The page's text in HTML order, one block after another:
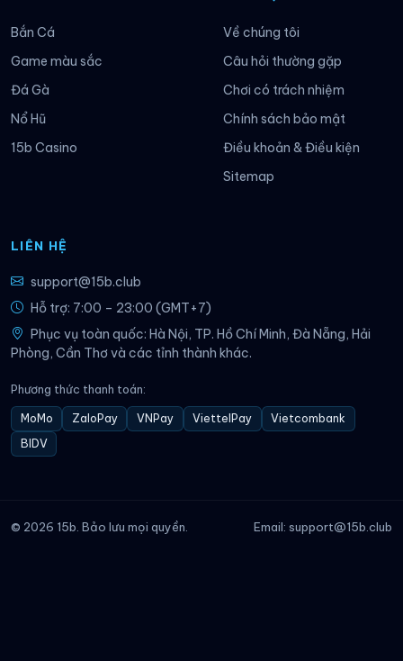
Bắn Cá
Game màu sắc
Đá Gà
Nổ Hũ
15b Casino
Về chúng tôi
Câu hỏi thường gặp
Chơi có trách nhiệm
Chính sách bảo mật
Điều khoản & Điều kiện
Sitemap
LIÊN HỆ
support@15b.club
Hỗ trợ: 7:00 – 23:00 (GMT+7)
Phục vụ toàn quốc: Hà Nội, TP. Hồ Chí Minh, Đà Nẵng, Hải
Phòng, Cần Thơ và các tỉnh thành khác.
Phương thức thanh toán:
MoMo ZaloPay VNPay ViettelPay
Vietcombank
BIDV
© 2026 15b. Bảo lưu mọi quyền. Email: support@15b.club